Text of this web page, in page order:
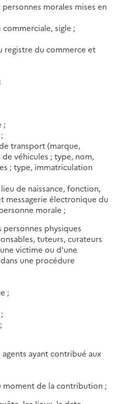
morales mises en
commerciale, sigle ;
registre du commerce et
;
transport (marque,
véhicules ; type, nom,
; type, immatriculation
de naissance, fonction,
messagerie électronique du
morale ;
personnes physiques
tuteurs, curateurs
victime ou d'une
une procédure
;
ayant contribué aux
moment de la contribution ;